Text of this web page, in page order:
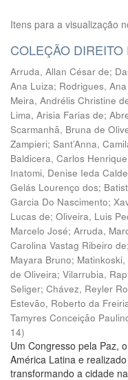
Itens para a visualização
COLEÇÃO DIREITO
Arruda, Allan César de;
Ana Luiza; Rodrigues,
Meira, Andrélis Christine
Lima, Arisia Farias de;
Scarmanhã, Bruna de
Zampieri; Sant’Anna,
Baldicera, Carlos Henrique
Inatomi, Denise Ieda
Gelás Lourenço dos;
Garcia Do Nascimento;
Lucas de; Oliveira, Luis
Marcelo José; Arruda,
Carolina Vastag Ribeiro de;
Mayara Bruno;
de Oliveira; Vilarrubia,
Seliger; Chávez, Reyler
Estevão, Roberto da
Tamyres Conceição
14)
Um Congresso pela Paz,
América Latina e
transformando a cidade